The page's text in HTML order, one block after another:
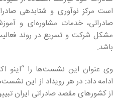
است مرکز نوآوری و شتابدهی
صادراتی، خدمات مشاوره‌ای و
مشکل شرکت و تسریع در روند
باشد.
ادامه داد: در هر رویداد از این
از کشورهای مقصد صادراتی ایران